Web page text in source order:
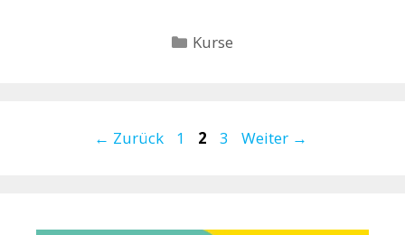
Kategorien
Kurse
← Zurück Seite
1 Seite
2 Seite
3 Weiter →